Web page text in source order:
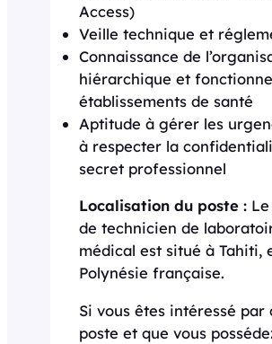
Access)
Veille technique et
Connaissance de
hiérarchique et
établissements de santé
Aptitude à gérer les
à respecter la
secret professionnel
Localisation du poste :
de technicien de
médical est situé à Tahiti,
Polynésie française.
Si vous êtes intéressé par
poste et que vous